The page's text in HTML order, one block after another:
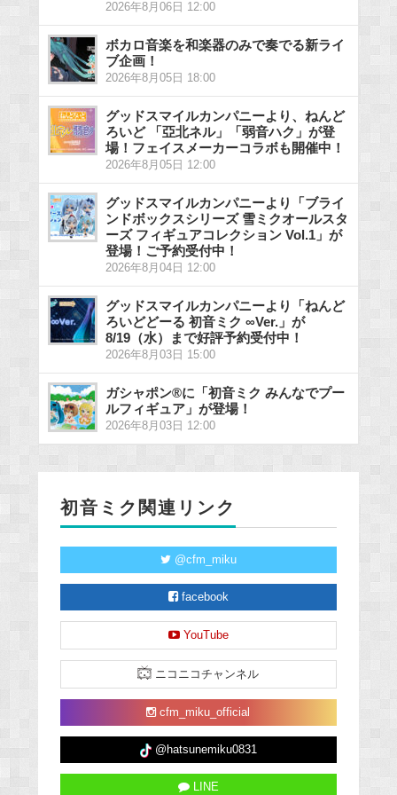
2026年8月06日 12:00
ボカロ音楽を和楽器のみで奏でる新ライ
ブ企画！
2026年8月05日 18:00
グッドスマイルカンパニーより、ねんど
ろいど 「亞北ネル」「弱音ハク」が登
場！フェイスメーカーコラボも開催中！
2026年8月05日 12:00
グッドスマイルカンパニーより「ブライ
ンドボックスシリーズ 雪ミクオールスタ
ーズ フィギュアコレクション Vol.1」が
登場！ご予約受付中！
2026年8月04日 12:00
グッドスマイルカンパニーより「ねんど
ろいどどーる 初音ミク ∞Ver.」が
8/19（水）まで好評予約受付中！
2026年8月03日 15:00
ガシャポン®に「初音ミク みんなでプー
ルフィギュア」が登場！
2026年8月03日 12:00
初音ミク関連リンク
@cfm_miku
facebook
YouTube
ニコニコチャンネル
cfm_miku_official
@hatsunemiku0831
LINE